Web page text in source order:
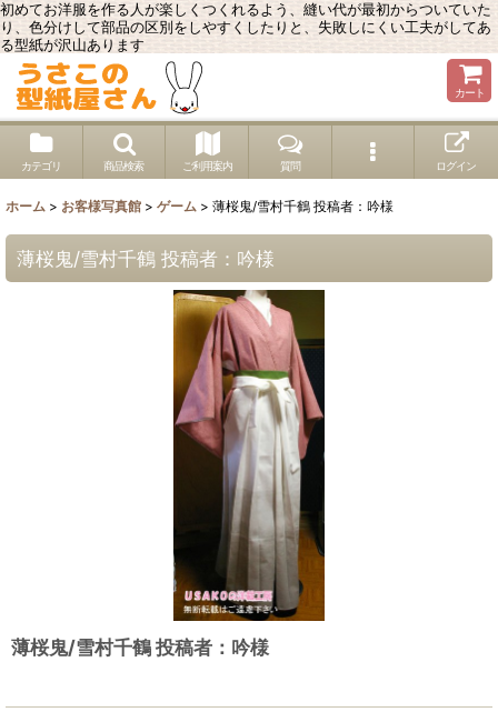
初めてお洋服を作る人が楽しくつくれるよう、縫い代が最初からついていた
り、色分けして部品の区別をしやすくしたりと、失敗しにくい工夫がしてあ
る型紙が沢山あります
カート
カテゴリ 商品検索 ご利用案内 質問 ログイン
ホーム > お客様写真館 > ゲーム > 薄桜鬼/雪村千鶴 投稿者：吟様
薄桜鬼/雪村千鶴 投稿者：吟様
薄桜鬼/雪村千鶴 投稿者：吟様